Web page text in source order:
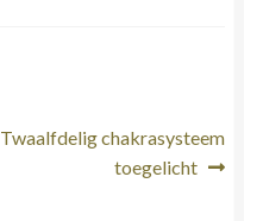
Volgend
Twaalfdelig chakrasysteem
toegelicht